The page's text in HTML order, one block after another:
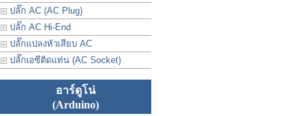
ปลั๊ก AC (AC Plug)
ปลั๊ก AC Hi-End
ปลั๊กแปลงหัวเสียบ AC
ปลั๊กเอซีติดแท่น (AC Socket)
อาร์ดูโน่
(Arduino)